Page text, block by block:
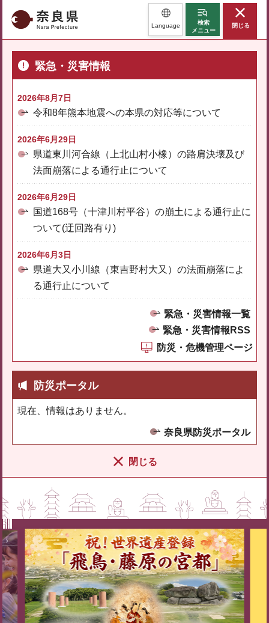
奈良県 Language
検索
メニュー
閉じる
緊急・災害情報
2026年8月7日
令和8年熊本地震への本県の対応等について
2026年6月29日
県道東川河合線（上北山村小橡）の路肩決壊及び
法面崩落による通行止について
2026年6月29日
国道168号（十津川村平谷）の崩土による通行止に
ついて(迂回路有り)
2026年6月3日
県道大又小川線（東吉野村大又）の法面崩落によ
る通行止について
緊急・災害情報一覧
緊急・災害情報RSS
防災・危機管理ページ
防災ポータル
現在、情報はありません。
奈良県防災ポータル
閉じる